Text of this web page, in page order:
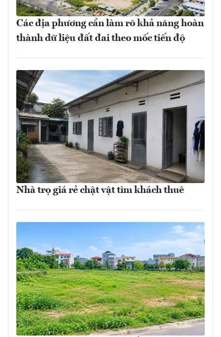
Các địa phương cần làm rõ khả năng hoàn
thành dữ liệu đất đai theo mốc tiến độ
Nhà trọ giá rẻ chật vật tìm khách thuê